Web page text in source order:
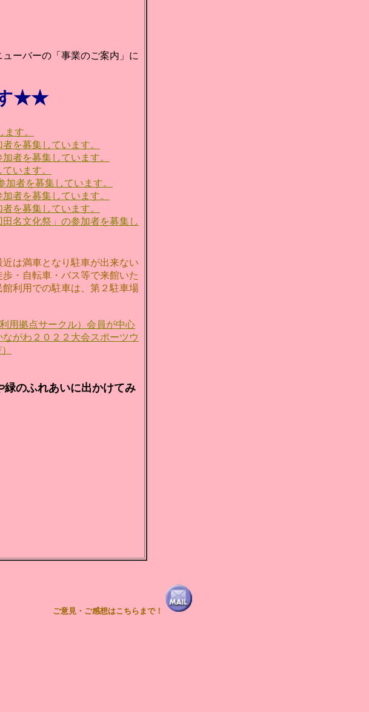
ーバーの「事業のご案内」に
す★★
す。
を募集しています。
者を募集しています。
います。
者を募集しています。
者を募集しています。
を募集しています。
名文化祭」の参加者を募集し
は満車となり駐車が出来ない
・自転車・バス等で来館いた
利用での駐車は、第２駐車場
用拠点サークル）会員が中心
がわ２０２２大会スポーツウ
のふれあいに出かけてみ
ご意見・ご感想はこちらまで！